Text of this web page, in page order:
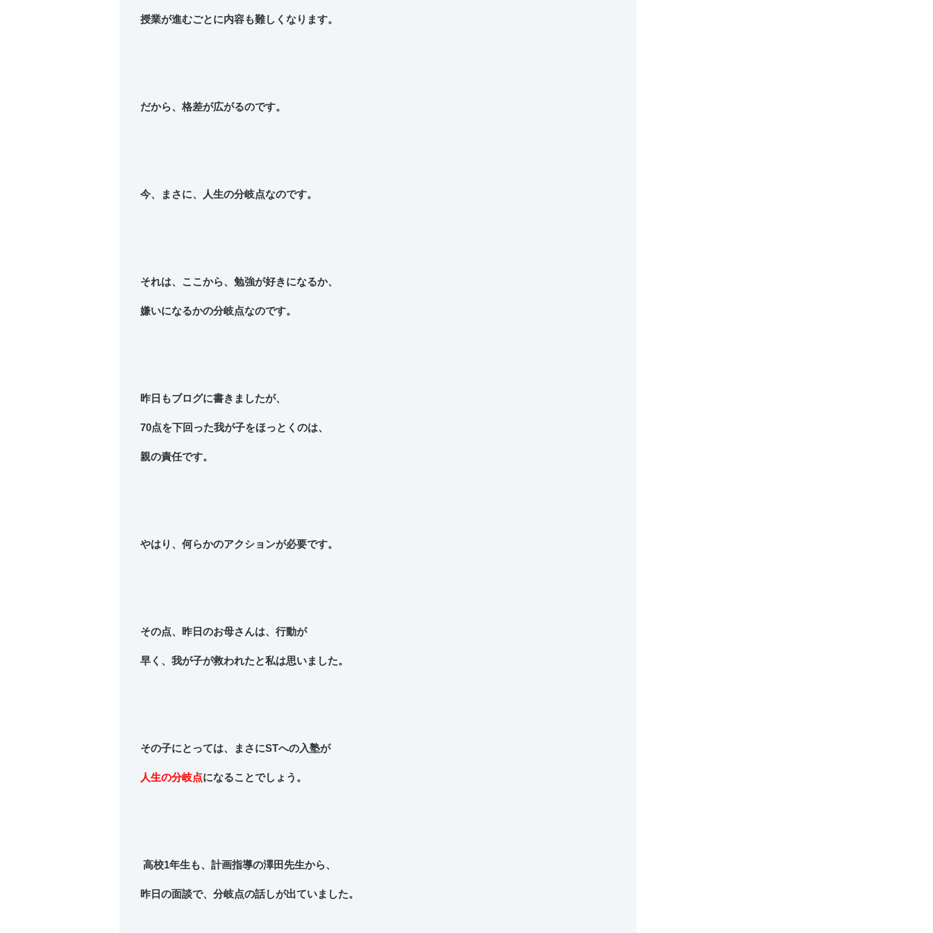
授業が進むごとに内容も難しくなります。
だから、格差が広がるのです。
今、まさに、人生の分岐点なのです。
それは、ここから、勉強が好きになるか、
嫌いになるかの分岐点なのです。
昨日もブログに書きましたが、
70点を下回った我が子をほっとくのは、
親の責任です。
やはり、何らかのアクションが必要です。
その点、昨日のお母さんは、行動が
早く、我が子が救われたと私は思いました。
その子にとっては、まさにSTへの入塾が
人生の分岐点になることでしょう。
高校1年生も、計画指導の澤田先生から、
昨日の面談で、分岐点の話しが出ていました。